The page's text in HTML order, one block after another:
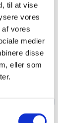
til at vise
vores
af vores
medier
disse
eller som
affødte en
beholde
betyder,
er færre
i
er
at være på